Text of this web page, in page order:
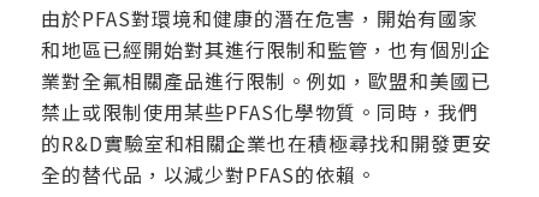
由於PFAS對環境和健康的潛在危害，開始有國家
和地區已經開始對其進行限制和監管，也有個別企
業對全氟相關產品進行限制。例如，歐盟和美國已
禁止或限制使用某些PFAS化學物質。同時，我們
的R&D實驗室和相關企業也在積極尋找和開發更安
全的替代品，以減少對PFAS的依賴。